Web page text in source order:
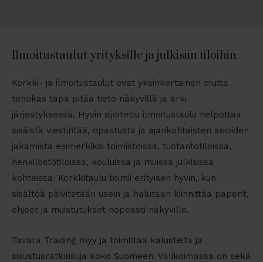
Ilmoitustaulut yrityksille ja julkisiin tiloihin
Korkki- ja ilmoitustaulut ovat yksinkertainen mutta
tehokas tapa pitää tieto näkyvillä ja arki
järjestyksessä. Hyvin sijoitettu ilmoitustaulu helpottaa
sisäistä viestintää, opastusta ja ajankohtaisten asioiden
jakamista esimerkiksi toimistoissa, tuotantotiloissa,
henkilöstötiloissa, kouluissa ja muissa julkisissa
kohteissa. Korkkitaulu toimii erityisen hyvin, kun
sisältöä päivitetään usein ja halutaan kiinnittää paperit,
ohjeet ja muistutukset nopeasti näkyville.
Tavara Trading myy ja toimittaa kalusteita ja
sisustusratkaisuja koko Suomeen. Valikoimassa on sekä